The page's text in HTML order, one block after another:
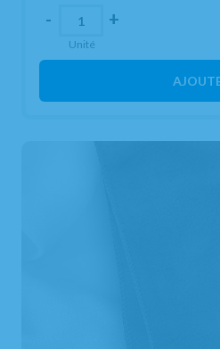
- +
Unité